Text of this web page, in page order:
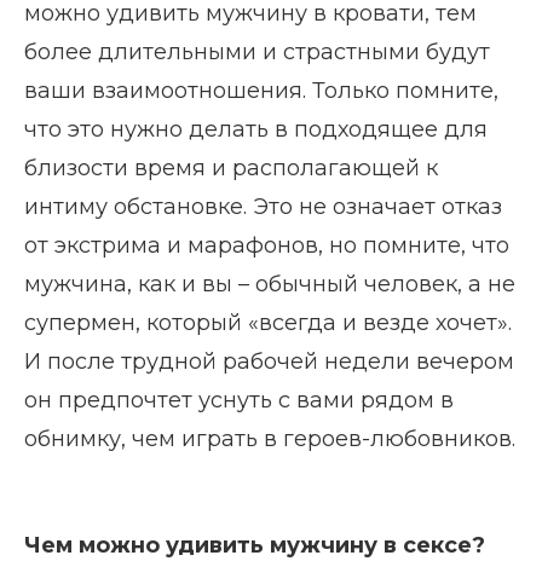
можно удивить мужчину в кровати, тем
более длительными и страстными будут
ваши взаимоотношения. Только помните,
что это нужно делать в подходящее для
близости время и располагающей к
интиму обстановке. Это не означает отказ
от экстрима и марафонов, но помните, что
мужчина, как и вы – обычный человек, а не
супермен, который «всегда и везде хочет».
И после трудной рабочей недели вечером
он предпочтет уснуть с вами рядом в
обнимку, чем играть в героев-любовников.
Чем можно удивить мужчину в сексе?